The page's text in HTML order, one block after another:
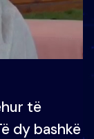
të
dy bashkë